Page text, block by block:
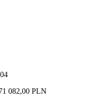
082,00 PLN